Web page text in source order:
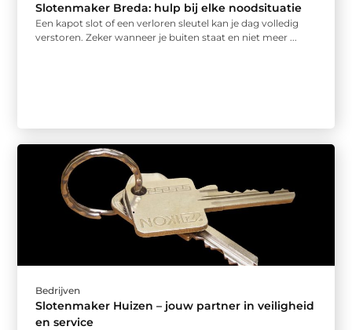
Slotenmaker Breda: hulp bij elke noodsituatie
Een kapot slot of een verloren sleutel kan je dag volledig
verstoren. Zeker wanneer je buiten staat en niet meer ...
Bedrijven
Slotenmaker Huizen – jouw partner in veiligheid
en service